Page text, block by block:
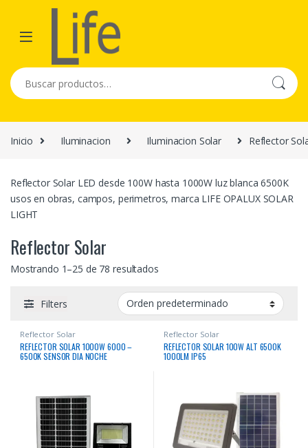
Skip to navigation
Skip to content
Buscar por:
Inicio Iluminacion Iluminacion Solar Reflector
Reflector Solar LED desde 100W hasta 1000W luz blanca 6500K
usos en obras, campos, perimetros, marca LIFE OPALUX SOLAR
LIGHT
Reflector Solar
Mostrando 1–25 de 78 resultados
Filters
Reflector Solar
REFLECTOR SOLAR 1000W 6000 –
6500K SENSOR DIA NOCHE
Reflector Solar
REFLECTOR SOLAR 100W ALT 6500K
1000LM IP65